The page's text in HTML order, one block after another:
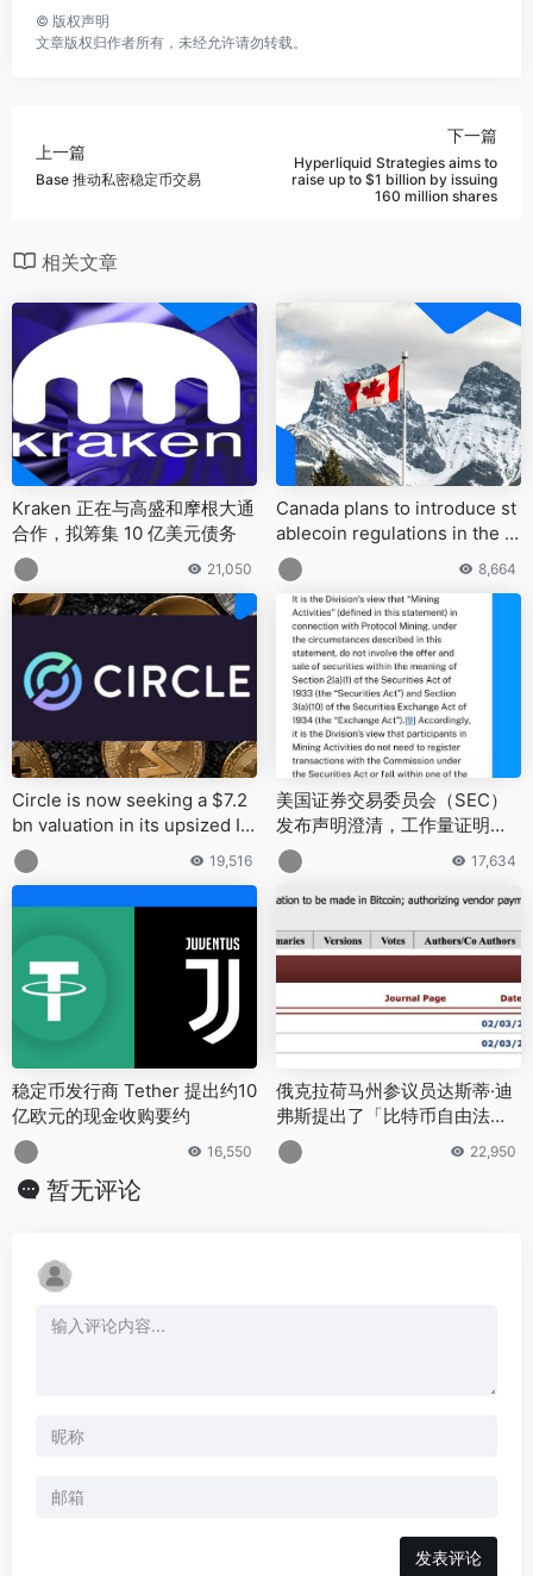
© 版权声明
文章版权归作者所有，未经允许请勿转载。
上一篇
Base 推动私密稳定币交易
下一篇
Hyperliquid Strategies aims to
raise up to $1 billion by issuing
160 million shares
相关文章
Kraken 正在与高盛和摩根大通
合作，拟筹集 10 亿美元债务
21,050
Canada plans to introduce st
ablecoin regulations in the 2
025 budget
8,664
Circle is now seeking a $7.2
bn valuation in its upsized IP
O
19,516
美国证券交易委员会（SEC）
发布声明澄清，工作量证明（P
oW）机制下的挖矿和矿池活动
不构成证券发行
17,634
稳定币发行商 Tether 提出约10
亿欧元的现金收购要约
16,550
俄克拉荷马州参议员达斯蒂·迪
弗斯提出了「比特币自由法
案」
22,950
暂无评论
发表评论